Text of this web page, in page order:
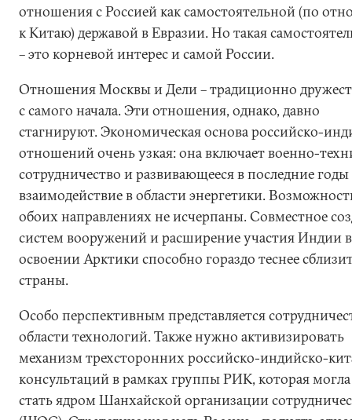
отношения с Россией как самостоятельной (по
к Китаю) державой в Евразии. Но такая
– это корневой интерес и самой России.
Отношения Москвы и Дели – традиционно
с самого начала. Эти отношения, однако, давно
стагнируют. Экономическая основа российско-
отношений очень узкая: она включает военно-
сотрудничество и развивающееся в последние годы
взаимодействие в области энергетики.
обоих направлениях не исчерпаны. Совместное
систем вооружений и расширение участия Индии в
освоении Арктики способно гораздо теснее
страны.
Особо перспективным представляется
области технологий. Также нужно активизировать
механизм трехсторонних российско-индийско-
консультаций в рамках группы РИК, которая
стать ядром Шанхайской организации